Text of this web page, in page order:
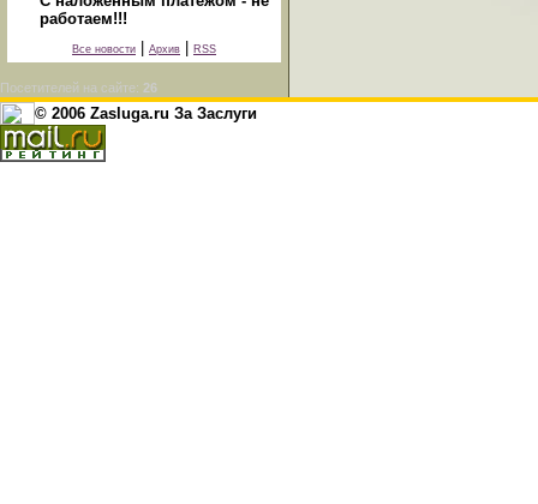
работаем!!!
Все новости Архив RSS
Посетителей на сайте: 26
© 2006 Zasluga.ru За Заслуги